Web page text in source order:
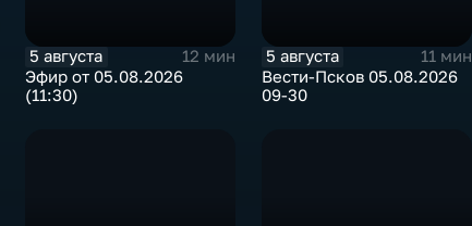
5 августа
12 мин
Эфир от 05.08.2026
(11:30)
5 августа
11 мин
Вести-Псков 05.08.2026
09-30